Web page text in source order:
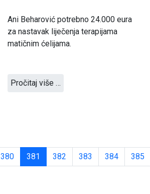
Ani Beharović potrebno 24.000 eura
za nastavak liječenja terapijama
matičnim ćelijama.
Pročitaj više …
380 381 382 383 384 385